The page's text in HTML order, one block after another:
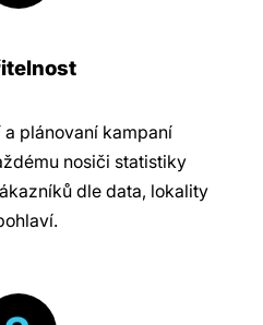
plánovaní kampaní
nosiči statistiky
dle data, lokality